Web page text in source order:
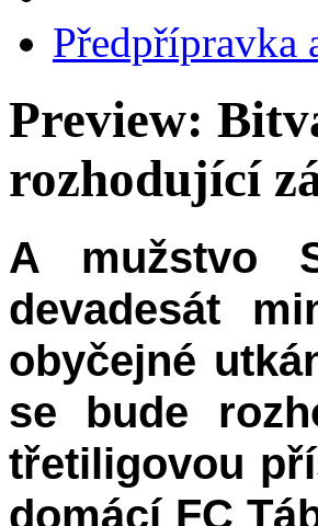
Předpřípravka
Preview:
rozhodující
A mužstvo
devadesát
obyčejné
se bude
třetiligovou
domácí FC